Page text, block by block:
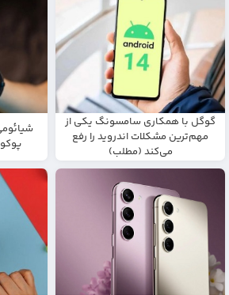
گوگل با همکاری سامسونگ یکی از
مهم‌ترین مشکلات اندروید را رفع
می‌کند (مطلب)
پوکو F3 منتشر کرد (مطلب)